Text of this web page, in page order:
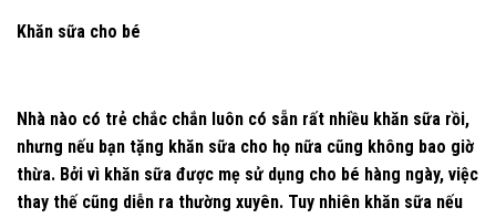
Khăn sữa cho bé
Nhà nào có trẻ chắc chắn luôn có sẵn rất nhiều khăn sữa rồi,
nhưng nếu bạn tặng khăn sữa cho họ nữa cũng không bao giờ
thừa. Bởi vì khăn sữa được mẹ sử dụng cho bé hàng ngày, việc
thay thế cũng diễn ra thường xuyên. Tuy nhiên khăn sữa nếu